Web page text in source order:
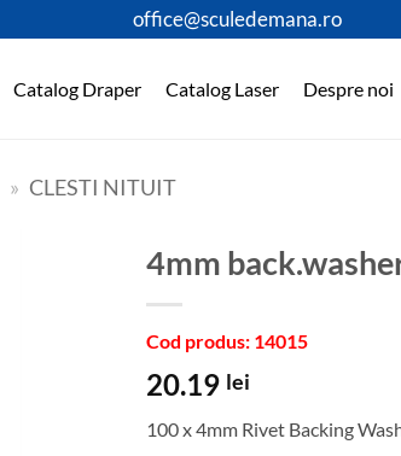
office@sculedemana.ro
Catalog Draper Catalog Laser Despre noi
» CLESTI NITUIT
4mm
Cod produs: 14015
20.19 lei
100 x 4mm Rivet Backing